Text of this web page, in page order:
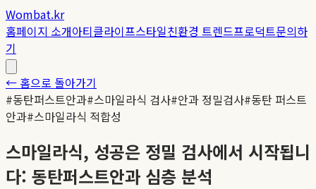
Wombat.kr
홈페이지 소개아티클라이프스타일친환경 트렌드프로덕트문의하
기
← 홈으로 돌아가기
#동탄퍼스트안과#스마일라식 검사#안과 정밀검사#동탄 퍼스트
안과#스마일라식 적합성
스마일라식, 성공은 정밀 검사에서 시작됩니
다: 동탄퍼스트안과 심층 분석